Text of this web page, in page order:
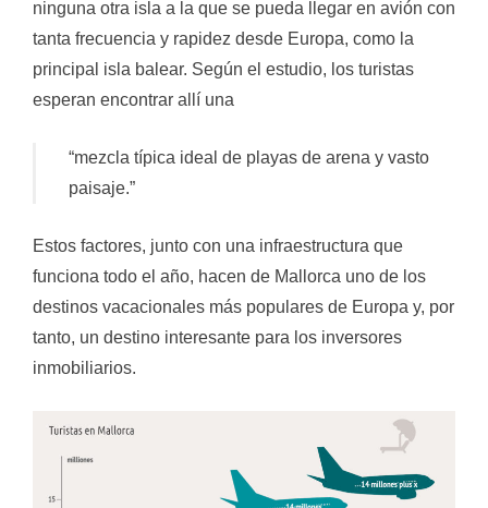
ninguna otra isla a la que se pueda llegar en avión con
tanta frecuencia y rapidez desde Europa, como la
principal isla balear. Según el estudio, los turistas
esperan encontrar allí una
“mezcla típica ideal de playas de arena y vasto
paisaje.”
Estos factores, junto con una infraestructura que
funciona todo el año, hacen de Mallorca uno de los
destinos vacacionales más populares de Europa y, por
tanto, un destino interesante para los inversores
inmobiliarios.